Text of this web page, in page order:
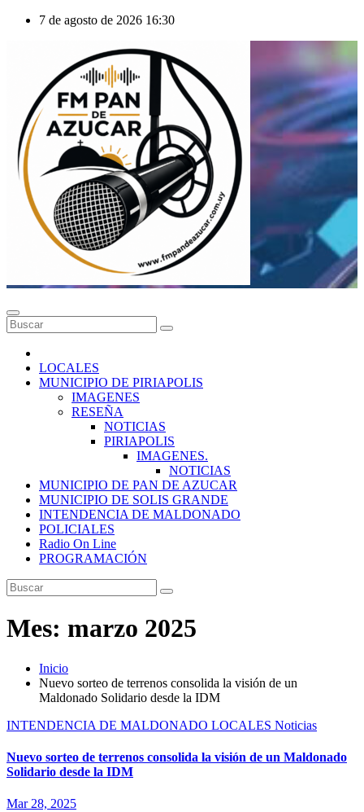
Saltar
7 de agosto de 2026 16:30
LOCALES
MUNICIPIO DE PIRIAPOLIS
IMAGENES
RESEÑA
NOTICIAS
PIRIAPOLIS
IMAGENES.
NOTICIAS
MUNICIPIO DE PAN DE AZUCAR
MUNICIPIO DE SOLIS GRANDE
INTENDENCIA DE MALDONADO
POLICIALES
Radio On Line
PROGRAMACIÓN
Mes: marzo 2025
Inicio
Nuevo sorteo de terrenos consolida la visión de un
Maldonado Solidario desde la IDM
INTENDENCIA DE MALDONADO LOCALES Noticias
Nuevo sorteo de terrenos consolida la visión de un Maldonado
Solidario desde la IDM
Mar 28, 2025